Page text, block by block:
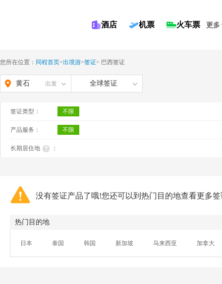
酒店 机票 火车票 更多
您所在位置： 同程首页>出境游>签证> 巴西签证
黄石 出发 全球签证
签证类型： 不限
产品服务： 不限
长期居住地 ：
没有签证产品了哦!您还可以到热门目的地查看更多
热门目的地
日本 泰国 韩国 新加坡 马来西亚 加拿大